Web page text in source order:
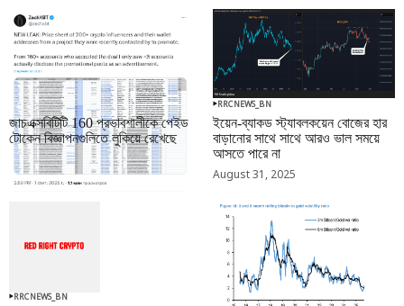
RRCNEWS_BN
জাচএক্সবিটিটি 160 প্রভাবশালীকে পেইড
টোকেন বিজ্ঞাপনগুলিতে লুকিয়ে রেখেছে
September 01, 2025
RRCNEWS_BN
ইয়েন-ব্যাকড স্ট্যাবলকয়েন বোজের হার
বাড়ানোর সাথে সাথে আরও ভাল সময়ে
আসতে পারে না
August 31, 2025
RRCNEWS_BN RRCNEWS_BN